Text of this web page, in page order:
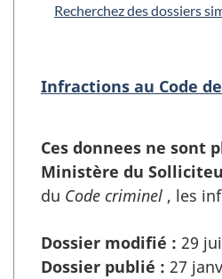
Recherchez des dossiers
Infractions au Code
Ces donnees ne sont
Ministère du
du Code criminel , les
Dossier modifié : 29
Dossier publié : 27